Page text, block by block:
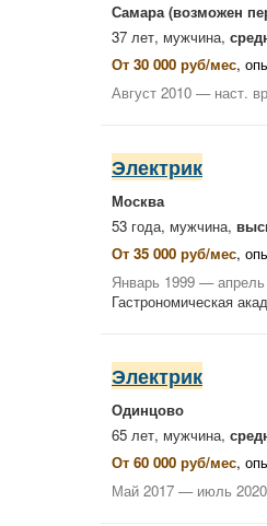
Самара(возможен
37 лет, мужчина,
От 30 000 руб/мес,
Август 2010 — наст.
Электрик
Москва
53 года, мужчина,
От 35 000 руб/мес,
Январь 1999 — апрель
Гастрономическая
Электрик
Одинцово
65 лет, мужчина,
От 60 000 руб/мес,
Май 2017 — июль